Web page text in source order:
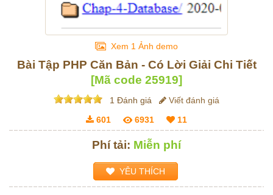
Xem 1 Ảnh demo
Bài Tập PHP Căn Bản - Có Lời Giải Chi Tiết
[Mã code 25919]
1 Đánh giá
Viết đánh giá
601
6931 11
Phí tải: Miễn phí
YÊU THÍCH